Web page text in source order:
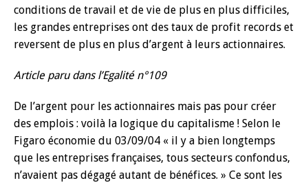
conditions de travail et de vie de plus en plus difficiles,
les grandes entreprises ont des taux de profit records et
reversent de plus en plus d’argent à leurs actionnaires.
Article paru dans l’Egalité n°109
De l’argent pour les actionnaires mais pas pour créer
des emplois : voilà la logique du capitalisme ! Selon le
Figaro économie du 03/09/04 « il y a bien longtemps
que les entreprises françaises, tous secteurs confondus,
n’avaient pas dégagé autant de bénéfices. » Ce sont les